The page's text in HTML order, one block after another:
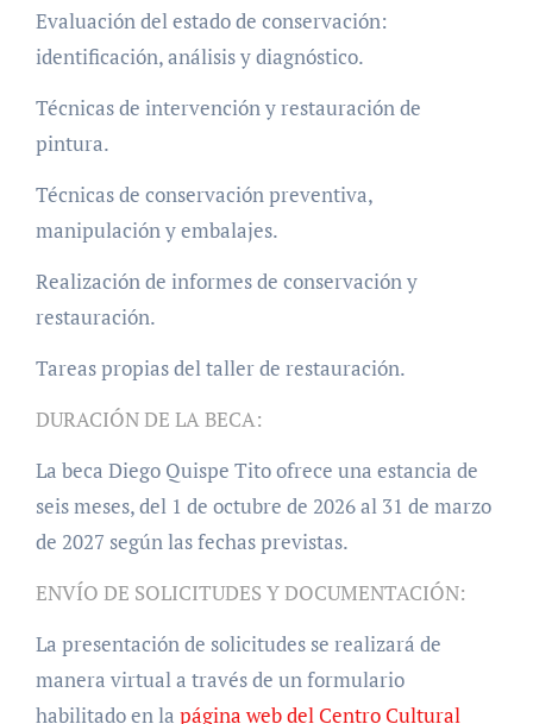
Evaluación del estado de conservación:
identificación, análisis y diagnóstico.
Técnicas de intervención y restauración de
pintura.
Técnicas de conservación preventiva,
manipulación y embalajes.
Realización de informes de conservación y
restauración.
Tareas propias del taller de restauración.
DURACIÓN DE LA BECA:
La beca Diego Quispe Tito ofrece una estancia de
seis meses, del 1 de octubre de 2026 al 31 de marzo
de 2027 según las fechas previstas.
ENVÍO DE SOLICITUDES Y DOCUMENTACIÓN:
La presentación de solicitudes se realizará de
manera virtual a través de un formulario
habilitado en la página web del Centro Cultural